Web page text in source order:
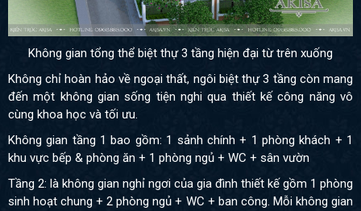
Không gian tổng thể biệt thự 3 tầng hiện đại từ trên xuống
Không chỉ hoàn hảo về ngoại thất, ngôi biệt thự 3 tầng còn mang
đến một không gian sống tiện nghi qua thiết kế công năng vô
cùng khoa học và tối ưu.
Không gian tầng 1 bao gồm: 1 sảnh chính + 1 phòng khách + 1
khu vực bếp & phòng ăn + 1 phòng ngủ + WC + sân vườn
Tầng 2: là không gian nghỉ ngơi của gia đình thiết kế gồm 1 phòng
sinh hoạt chung + 2 phòng ngủ + WC + ban công. Mỗi không gian